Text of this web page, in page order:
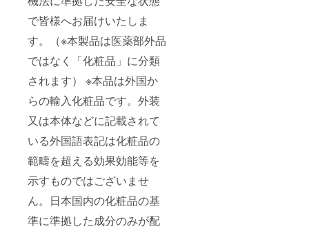
で皆様へお届けいたしま
す。（※本製品は医薬部外品
ではなく「化粧品」に分類
されます） ※本品は外国か
らの輸入化粧品です。外装
又は本体などに記載されて
いる外国語表記は化粧品の
範疇を超える効果効能等を
示すものではございませ
ん。日本国内の化粧品の基
準に準拠した成分のみが配